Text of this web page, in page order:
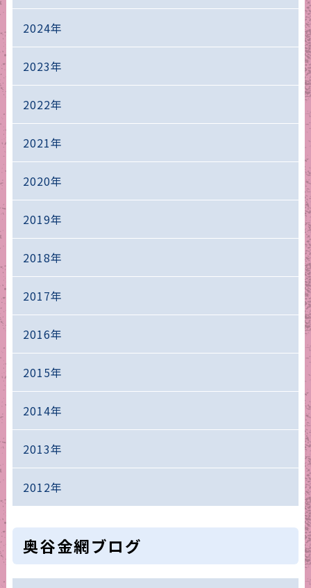
2024年
2023年
2022年
2021年
2020年
2019年
2018年
2017年
2016年
2015年
2014年
2013年
2012年
奥谷金網ブログ